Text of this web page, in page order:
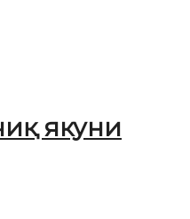
якуни